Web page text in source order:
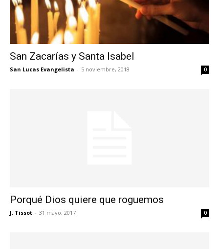
San Zacarías y Santa Isabel
San Lucas Evangelista - 5 noviembre, 2018 0
Porqué Dios quiere que roguemos
J. Tissot - 31 mayo, 2017 0